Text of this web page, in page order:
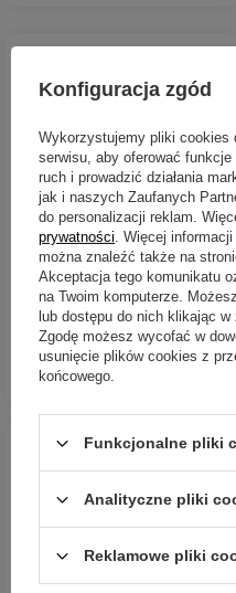
Guma Westin ShadTeez
Slim 10cm | Motoroil Blood
7,94 zł
Kup za: 262.02PKTpunktów
Ilość produktówDO KOSZYKA
Konfiguracja zgód
Wykorzystujemy pliki cookies
serwisu, aby oferować funkcje
ruch i prowadzić działania
jak i naszych Zaufanych
do personalizacji reklam.
prywatności . Więcej
można znaleźć także na
Akceptacja tego komunikatu
na Twoim komputerze.
lub dostępu do nich klikając w
Zgodę możesz wycofać w
usunięcie plików cookies z
końcowego.
Funkcjonalne pliki
Analityczne pliki
Reklamowe pliki